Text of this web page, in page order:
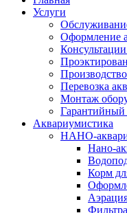
Услуги
Оформление
Перевозка
Монтаж
Гарантийный
Аквариумистика
НАНО-
Нано-
Корм